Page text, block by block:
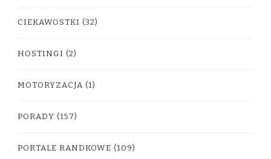
CIEKAWOSTKI (32)
HOSTINGI (2)
MOTORYZACJA (1)
PORADY (157)
PORTALE RANDKOWE (109)